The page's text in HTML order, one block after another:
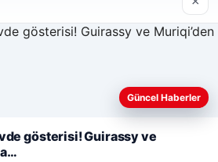
Haberler
daha iyi anlayabilmek,
Et
Güncel Haberler
gösterisi! Guirassy ve